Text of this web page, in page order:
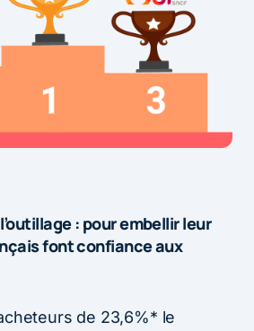
: pour embellir leur
font confiance aux
de 23,6%* le